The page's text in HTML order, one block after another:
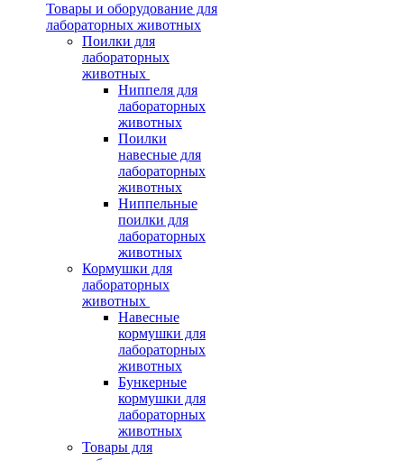
Товары и оборудование для
лабораторных животных
Поилки для
лабораторных
животных
Ниппеля для
лабораторных
животных
Поилки
навесные для
лабораторных
животных
Ниппельные
поилки для
лабораторных
животных
Кормушки для
лабораторных
животных
Навесные
кормушки для
лабораторных
животных
Бункерные
кормушки для
лабораторных
животных
Товары для